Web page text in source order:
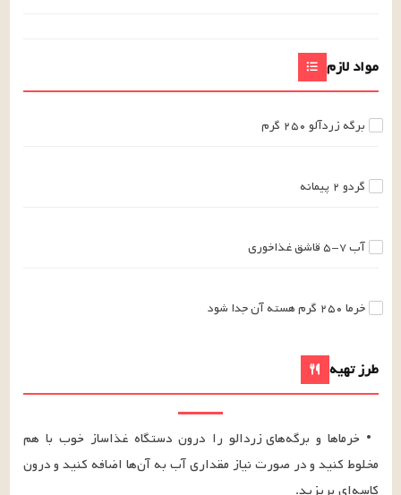
مواد لازم
برگه زردآلو ۲۵۰ گرم
گردو ۲ پیمانه
آب۵-۷قاشق غذاخوری
خرما ۲۵۰ گرمهسته آن جدا شود
طرز تهیه